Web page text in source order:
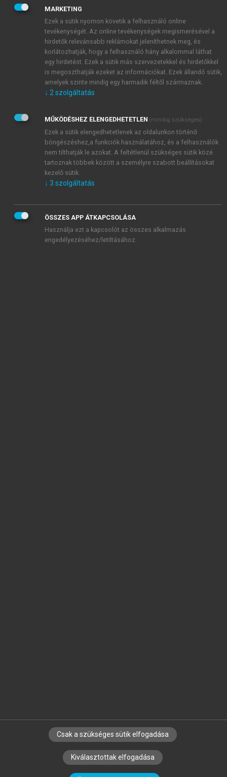
JELSZÓ
JELSZÓ ÚJRA
Kérek értesítést a MeRSZ újdonságairól, akcióiról.
Kérek értesítést az Akadémiai Kiadó Zrt. újdonságairól,
Adatkezelési tájékoztatóbanfoglaltakat tudomásul
veszem és elfogadom.
Általános vásárlási feltételeket, valamint a szotar.netés a
mersz.huoldalak licencszerződéseiben foglaltakat
tudomásul veszem és elfogadom.
KIPRÓBÁLOM
SZERZŐKNEK CÉGEKNEK KÖNYVTÁROSOKNAK
SZERKESZTÉSI ÉS LEKTORÁLÁSI ALAPELVEK
MARKETING
Ezek a sütik nyomon követik a felhasználó online
tevékenységét. Az online tevékenységek megismerésével a
hirdetők relevánsabb reklámokat jeleníthetnek meg, és
korlátozhatják, hogy a felhasználó hány alkalommal láthat
egy hirdetést. Ezek a sütik más szervezetekkel és hirdetőkkel
is megoszthatják ezeket az információkat. Ezek állandó sütik,
amelyek szinte mindig egy harmadik féltől származnak.
↓ 2 szolgáltatás
MŰKÖDÉSHEZ ELENGEDHETETLEN (mindig szükséges)
Ezek a sütik elengedhetetlenek az oldalunkon történő
böngészéshez,a funkciók használatához, és a felhasználók
nem tilthatják le azokat. A feltétlenül szükséges sütik közé
tartoznak többek között a személyre szabott beállításokat
kezelő sütik.
↓ 3 szolgáltatás
ÖSSZES APP ÁTKAPCSOLÁSA
Használja ezt a kapcsolót az összes alkalmazás
engedélyezéséhez/letiltásához.
Csak a szükséges sütik elfogadása
Kiválasztottak elfogadása